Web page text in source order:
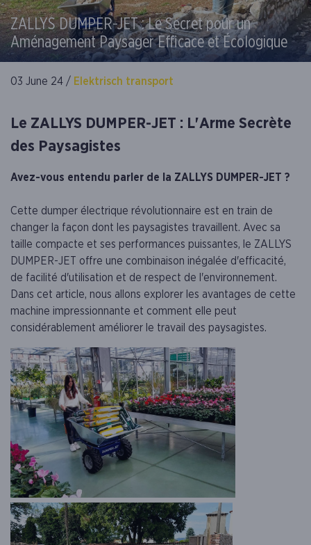
ZALLYS DUMPER-JET : Le Secret pour un
Aménagement Paysager Efficace et Écologique
03 June 24 / Elektrisch transport
Le ZALLYS DUMPER-JET : L'Arme Secrète
des Paysagistes
Avez-vous entendu parler de la ZALLYS DUMPER-JET ?
Cette dumper électrique révolutionnaire est en train de
changer la façon dont les paysagistes travaillent. Avec sa
taille compacte et ses performances puissantes, le ZALLYS
DUMPER-JET offre une combinaison inégalée d'efficacité,
de facilité d'utilisation et de respect de l'environnement.
Dans cet article, nous allons explorer les avantages de cette
machine impressionnante et comment elle peut
considérablement améliorer le travail des paysagistes.